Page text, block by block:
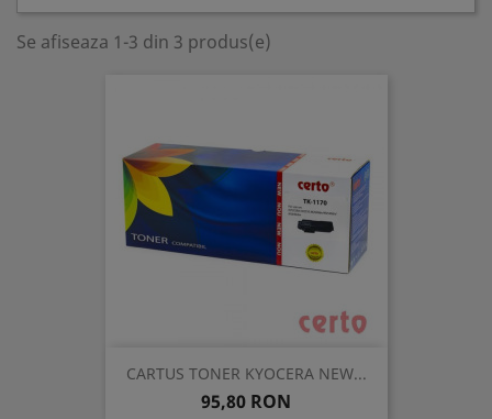
Se afiseaza 1-3 din 3 produs(e)
CARTUS TONER KYOCERA NEW...
Pret
95,80 RON